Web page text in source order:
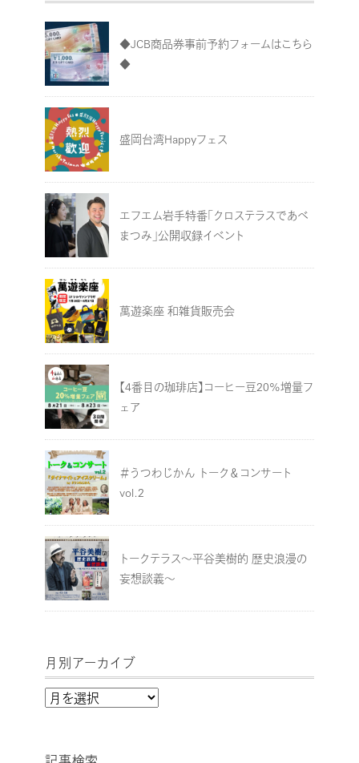
◆JCB商品券事前予約フォームはこちら
◆
盛岡台湾Happyフェス
エフエム岩手特番「クロステラスであべ
まつみ」公開収録イベント
萬遊楽座 和雑貨販売会
【4番目の珈琲店】コーヒー豆20%増量フ
ェア
＃うつわじかん トーク＆コンサート
vol.2
トークテラス～平谷美樹的 歴史浪漫の
妄想談義～
月別アーカイブ
月